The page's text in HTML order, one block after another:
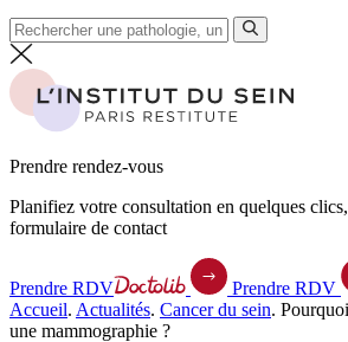
Prendre rendez-vous
Planifiez votre consultation en quelques
formulaire de contact
Prendre RDV
Prendre RDV
Accueil. Actualités. Cancer du sein.
une mammographie ?